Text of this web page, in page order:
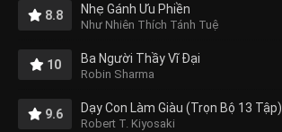
8.8 Nhẹ Gánh Ưu Phiền
Như Nhiên Thích Tánh Tuệ
10 Ba Người Thầy Vĩ Đại
Robin Sharma
9.6 Dạy Con Làm Giàu (Trọn Bộ 13 Tập)
Robert T. Kiyosaki